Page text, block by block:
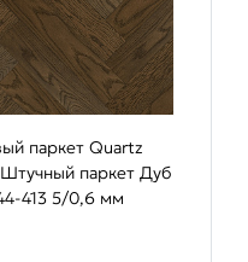
паркет Quartz
паркет Дуб
413 5/0,6 мм